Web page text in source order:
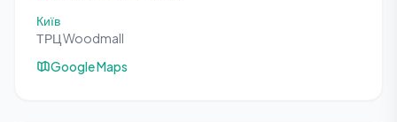
Київ
ТРЦ Woodmall
Google Maps